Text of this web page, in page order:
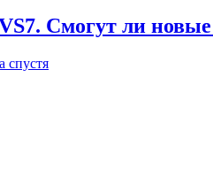
Смогут ли
спустя